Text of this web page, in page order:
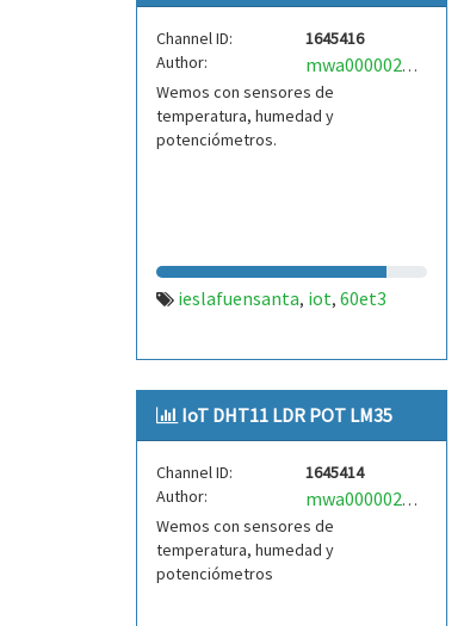
Channel ID:
1645416
Author:
mwa0000025484630
Wemos con sensores de
temperatura, humedad y
potenciómetros.
ieslafuensanta, iot, 60et3
IoT DHT11 LDR POT LM35
Channel ID:
1645414
Author:
mwa0000025484637
Wemos con sensores de
temperatura, humedad y
potenciómetros